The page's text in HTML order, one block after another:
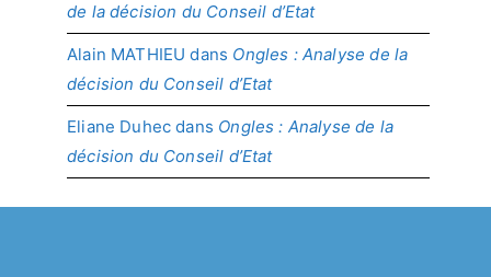
de la décision du Conseil d’Etat
Alain MATHIEU dans Ongles : Analyse de la
décision du Conseil d’Etat
Eliane Duhec dans Ongles : Analyse de la
décision du Conseil d’Etat